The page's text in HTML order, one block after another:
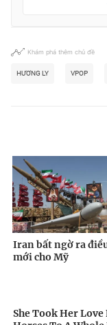
Khám phá thêm chủ đề
HƯƠNG LY VPOP